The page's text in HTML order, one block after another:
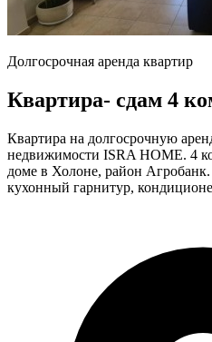
Долгосрочная аренда квартир
Квартира- cдам 4
Квартира на долгосрочную
недвижимости ISRA HOME. 4
доме в Холоне, район
кухонный гарнитур,